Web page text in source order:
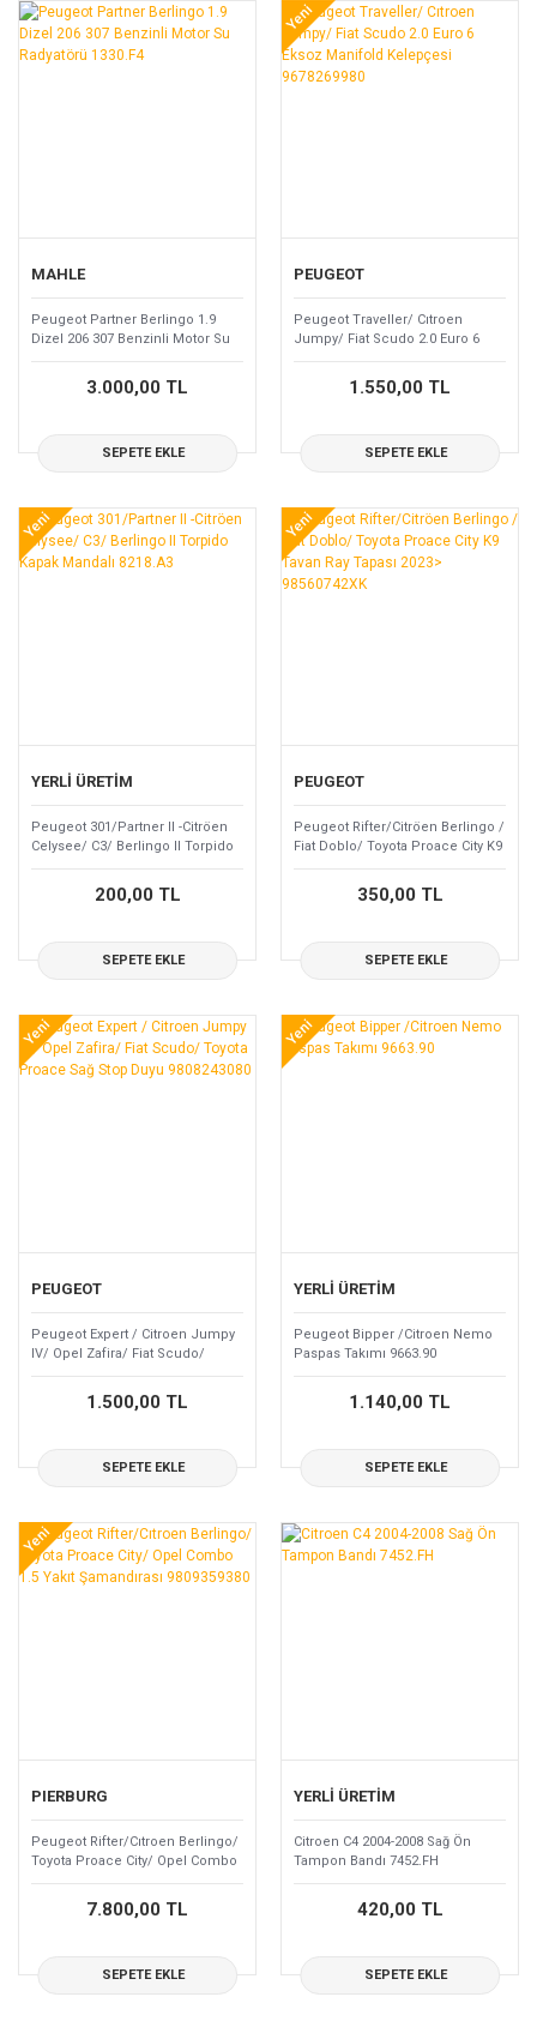
MAHLE
Peugeot Partner Berlingo 1.9
Dizel 206 307 Benzinli Motor Su
Radyatörü 1330.F4
3.000,00 TL
SEPETE EKLE
Yeni
PEUGEOT
Peugeot Traveller/ Cıtroen
Jumpy/ Fiat Scudo 2.0 Euro 6
Eksoz Manifold Kelepçesi
96782699801.550,00 TL
SEPETE EKLE
Yeni
YERLİ ÜRETİM
Peugeot 301/Partner II -Citröen
Celysee/ C3/ Berlingo II Torpido
Kapak Mandalı 8218.A3
200,00 TL
SEPETE EKLE
Yeni
PEUGEOT
Peugeot Rifter/Citröen Berlingo /
Fiat Doblo/ Toyota Proace City K9
Tavan Ray Tapası 2023>
98560742XK350,00 TL
SEPETE EKLE
Yeni
PEUGEOT
Peugeot Expert / Citroen Jumpy
IV/ Opel Zafira/ Fiat Scudo/
Toyota Proace Sağ Stop Duyu
98082430801.500,00 TL
SEPETE EKLE
Yeni
YERLİ ÜRETİM
Peugeot Bipper /Citroen Nemo
Paspas Takımı 9663.90
1.140,00 TL
SEPETE EKLE
Yeni
PIERBURG
Peugeot Rifter/Cıtroen Berlingo/
Toyota Proace City/ Opel Combo
1.5 Yakıt Şamandırası 9809359380
7.800,00 TL
SEPETE EKLE
YERLİ ÜRETİM
Citroen C4 2004-2008 Sağ Ön
Tampon Bandı 7452.FH
420,00 TL
SEPETE EKLE